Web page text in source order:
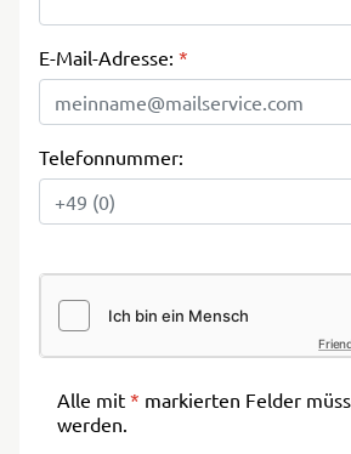
E-Mail-Adresse: *
Telefonnummer:
Alle mit * markierten Felder
werden.